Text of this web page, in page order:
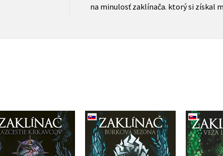
na minulosť zaklínača. ktorý si získal
Zaklínač Rázcestie
krkavcov (CD)
Andrzej Sapkowski
Zaklínač Búrková
sezóna (CD)
Andrzej Sapkowski